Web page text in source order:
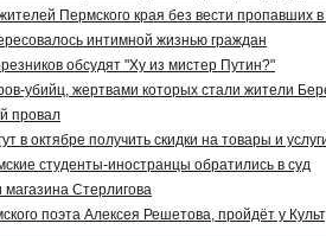
Пермского края без вести пропавших
интимной жизнью граждан
обсудят "Ху из мистер Путин?"
убийц, жертвами которых стали жители
провал
в октябре получить скидки на товары и
студенты-иностранцы обратились в суд
Стерлигова
поэта Алексея Решетова, пройдёт у